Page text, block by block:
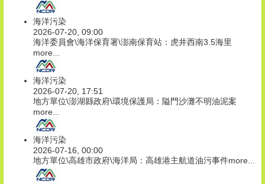
海洋污染
2026-07-20, 09:00
海洋委員會\海洋保育署\澎南保育站：虎井西南3.5海里
more...
海洋污染
2026-07-20, 17:51
地方單位\澎湖縣政府\環境保護局：隘門沙灘不明油泥案
more...
海洋污染
2026-07-16, 00:00
地方單位\高雄市政府\海洋局：高雄港主航道油污事件more...